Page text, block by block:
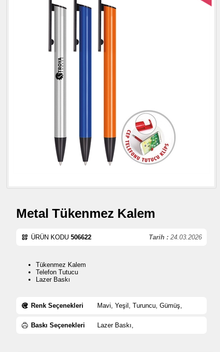
Metal Tükenmez Kalem
Tarih : 24.03.2026
ÜRÜN KODU 506622
Tükenmez Kalem
Telefon Tutucu
Lazer Baskı
Renk Seçenekleri Mavi, Yeşil, Turuncu, Gümüş,
Baskı Seçenekleri Lazer Baskı,